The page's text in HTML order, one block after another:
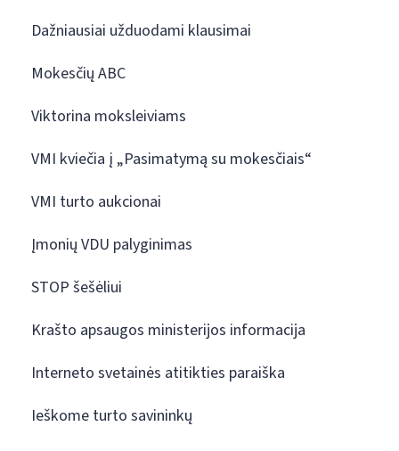
Dažniausiai užduodami klausimai
Mokesčių ABC
Viktorina moksleiviams
VMI kviečia į „Pasimatymą su mokesčiais“
VMI turto aukcionai
Įmonių VDU palyginimas
STOP šešėliui
Krašto apsaugos ministerijos informacija
Interneto svetainės atitikties paraiška
Ieškome turto savininkų